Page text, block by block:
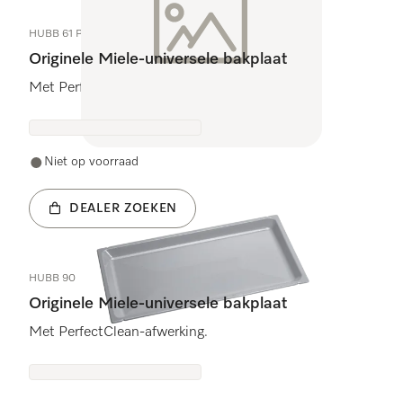
HUBB 61 P
Originele Miele-universele bakplaat
Met PerfectClean-afwerking.
Niet op voorraad
DEALER ZOEKEN
HUBB 90
Originele Miele-universele bakplaat
Met PerfectClean-afwerking.